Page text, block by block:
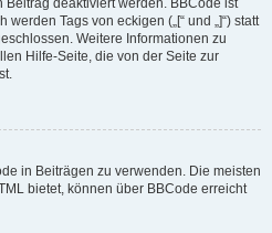
deaktiviert werden. BBCode ist
Tags von eckigen („[“ und „]“) statt
Weitere Informationen zu
Hilfe-Seite, die von der Seite zur
in Beiträgen zu verwenden. Die meisten
bietet, können über BBCode erreicht